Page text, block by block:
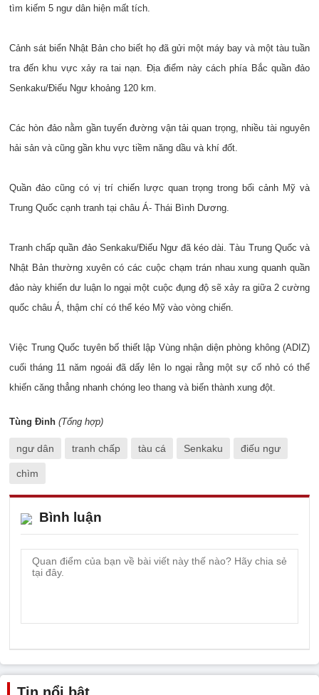
tìm kiếm 5 ngư dân hiện mất tích.
Cảnh sát biển Nhật Bản cho biết họ đã gửi một máy bay và một tàu tuần
tra đến khu vực xảy ra tai nạn. Địa điểm này cách phía Bắc quần đảo
Senkaku/Điếu Ngư khoảng 120 km.
Các hòn đảo nằm gần tuyến đường vận tải quan trọng, nhiều tài nguyên
hải sản và cũng gần khu vực tiềm năng dầu và khí đốt.
Quần đảo cũng có vị trí chiến lược quan trọng trong bối cảnh Mỹ và
Trung Quốc cạnh tranh tại châu Á- Thái Bình Dương.
Tranh chấp quần đảo Senkaku/Điếu Ngư đã kéo dài. Tàu Trung Quốc và
Nhật Bản thường xuyên có các cuộc chạm trán nhau xung quanh quần
đảo này khiến dư luận lo ngại một cuộc đụng độ sẽ xảy ra giữa 2 cường
quốc châu Á, thậm chí có thể kéo Mỹ vào vòng chiến.
Việc Trung Quốc tuyên bố thiết lập Vùng nhận diện phòng không (ADIZ)
cuối tháng 11 năm ngoái đã dấy lên lo ngại rằng một sự cố nhỏ có thể
khiến căng thẳng nhanh chóng leo thang và biến thành xung đột.
Tùng Đinh (Tổng hợp)
ngư dân tranh chấp tàu cá Senkaku điếu ngư
chìm
Bình luận